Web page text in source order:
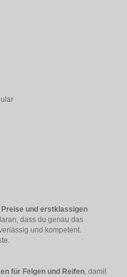
und erstklassigen
dass du genau das
und kompetent.
für Felgen und Reifen, damit